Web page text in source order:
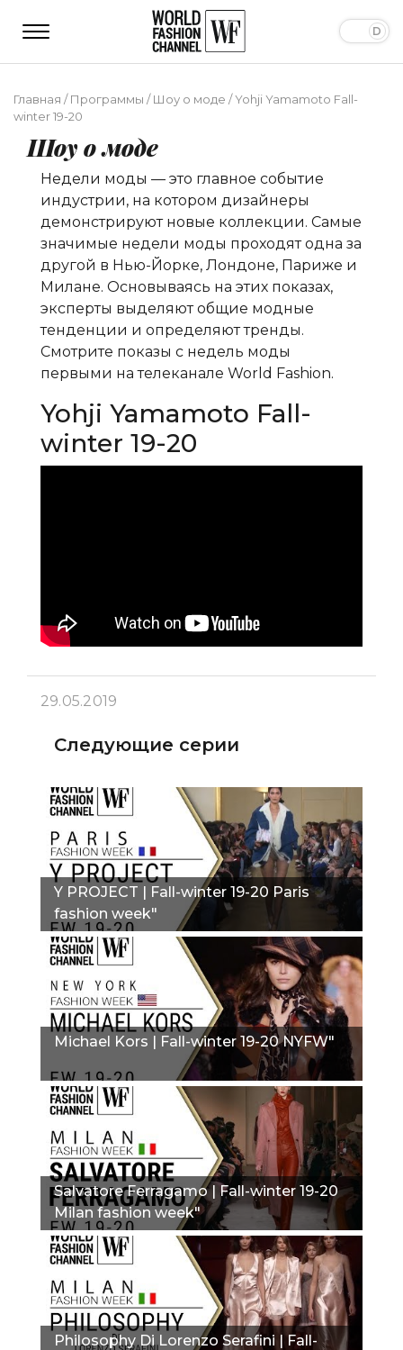
Главная /Программы /Шоу о моде /Yohji Yamamoto Fall-
winter 19-20
Шоу о моде
Недели моды — это главное событие
индустрии, на котором дизайнеры
демонстрируют новые коллекции. Самые
значимые недели моды проходят одна за
другой в Нью-Йорке, Лондоне, Париже и
Милане. Основываясь на этих показах,
эксперты выделяют общие модные
тенденции и определяют тренды.
Смотрите показы с недель моды
первыми на телеканале World Fashion.
Yohji Yamamoto Fall-
winter 19-20
29.05.2019
Следующие серии
Y PROJECT | Fall-winter 19-20 Paris
fashion week"
Michael Kors | Fall-winter 19-20 NYFW"
Salvatore Ferragamo | Fall-winter 19-20
Milan fashion week"
Philosophy Di Lorenzo Serafini | Fall-